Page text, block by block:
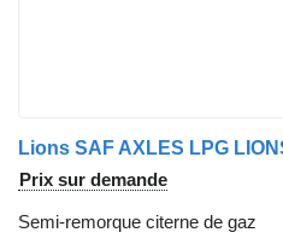
Prix sur demande
Semi-remorque citerne de gaz